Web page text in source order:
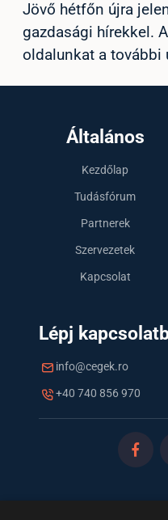
Jövő hétfőn újra
gazdasági hírekkel.
oldalunkat a további
Általános
Kezdőlap
Tudásfórum
Partnerek
Szervezetek
Kapcsolat
Lépj
info@cegek.ro
+40 740 856 970